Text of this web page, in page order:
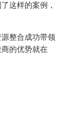
这样的案例，
整合成功带领
的优势就在